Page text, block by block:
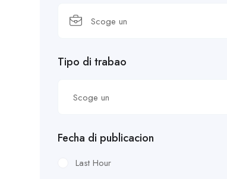
Scoge un
Tipo di trabao
Scoge un
Fecha di publicacion
Last Hour